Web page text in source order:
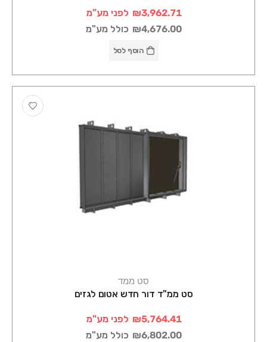
₪3,962.71 לפני מע"מ
₪4,676.00 כולל מע"מ
הוסף לסל
סט ממד
סט ממ"ד דור חדש אטום לגזים
₪5,764.41 לפני מע"מ
₪6,802.00 כולל מע"מ